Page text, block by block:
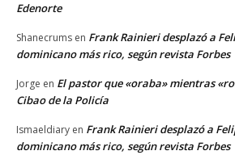
Edenorte
Shanecrums en Frank Rainieri desplazó a
dominicano más rico, según revista Forbes
Jorge en El pastor que «oraba» mientras
Cibao de la Policía
Ismaeldiary en Frank Rainieri desplazó a
dominicano más rico, según revista Forbes